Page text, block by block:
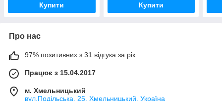
Купити Купити
Про нас
97% позитивних з 31 відгука за рік
Працює з 15.04.2017
м. Хмельницький
вул.Подільська, 25, Хмельницький, Україна